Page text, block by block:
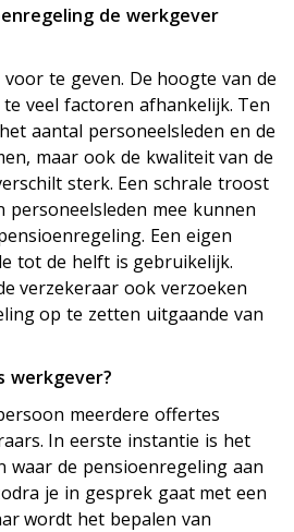
de werkgever
te geven. De hoogte van de
veel factoren afhankelijk. Ten
aantal personeelsleden en de
maar ook de kwaliteit van de
sterk. Een schrale troost
personeelsleden mee kunnen
Een eigen
tot de helft is gebruikelijk.
verzekeraar ook verzoeken
op te zetten uitgaande van
werkgever?
meerdere offertes
In eerste instantie is het
waar de pensioenregeling aan
je in gesprek gaat met een
wordt het bepalen van